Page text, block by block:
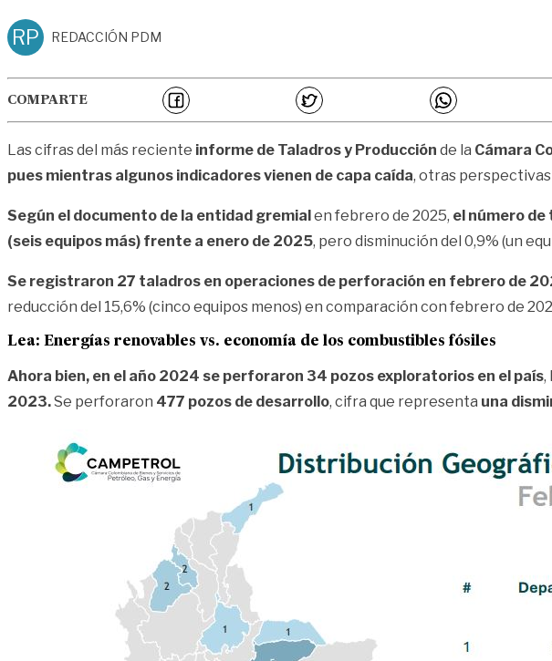
RP REDACCIÓN PDM
COMPARTE
Las cifras del más reciente informe de Taladros y Producción de la Cámara
pues mientras algunos indicadores vienen de capa caída, otras
Según el documento de la entidad gremial en febrero de 2025, el número
(seis equipos más) frente a enero de 2025, pero disminución del 0,9% (un
Se registraron 27 taladros en operaciones de perforación en febrero de
reducción del 15,6% (cinco equipos menos) en comparación con febrero de
Lea: Energías renovables vs. economía de los combustibles fósiles
Ahora bien, en el año 2024 se perforaron 34 pozos exploratorios en el país,
2023.Se perforaron 477 pozos de desarrollo, cifra que representa una